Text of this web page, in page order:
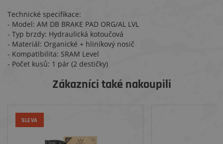
Technické specifikace:
- Model: AM DB BRAKE PAD ORG/AL LVL
- Typ brzdy: Hydraulická kotoučová
- Materiál: Organické + hliníkový nosič
- Kompatibilita: SRAM Level
- Počet kusů: 1 pár (2 destičky)
Zákazníci také nakoupili
SLEVA